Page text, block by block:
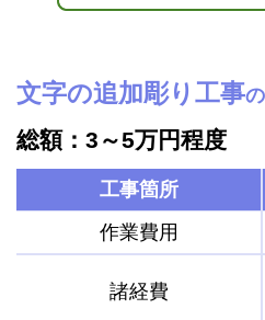
文字の追加彫り工事
総額：3～5万円程度
工事箇所
作業費用
諸経費